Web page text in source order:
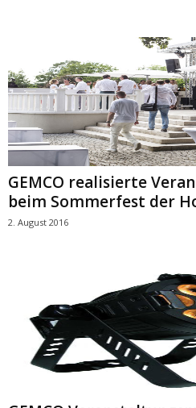
GEMCO realisierte
beim Sommerfest der
2. August 2016